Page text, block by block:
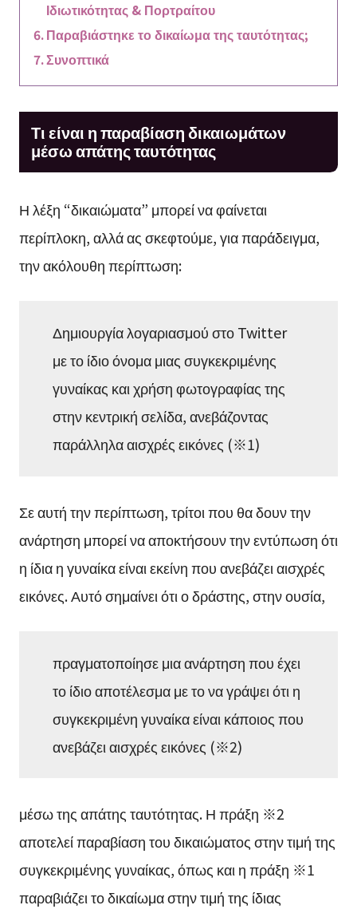
Ιδιωτικότητας & Πορτραίτου
Παραβιάστηκε το δικαίωμα της ταυτότητας;
Συνοπτικά
Τι είναι η παραβίαση δικαιωμάτων
μέσω απάτης ταυτότητας
Η λέξη “δικαιώματα” μπορεί να φαίνεται
περίπλοκη, αλλά ας σκεφτούμε, για παράδειγμα,
την ακόλουθη περίπτωση:
Δημιουργία λογαριασμού στο Twitter
με το ίδιο όνομα μιας συγκεκριμένης
γυναίκας και χρήση φωτογραφίας της
στην κεντρική σελίδα, ανεβάζοντας
παράλληλα αισχρές εικόνες (※1)
Σε αυτή την περίπτωση, τρίτοι που θα δουν την
ανάρτηση μπορεί να αποκτήσουν την εντύπωση ότι
η ίδια η γυναίκα είναι εκείνη που ανεβάζει αισχρές
εικόνες. Αυτό σημαίνει ότι ο δράστης, στην ουσία,
πραγματοποίησε μια ανάρτηση που έχει
το ίδιο αποτέλεσμα με το να γράψει ότι η
συγκεκριμένη γυναίκα είναι κάποιος που
ανεβάζει αισχρές εικόνες (※2)
μέσω της απάτης ταυτότητας. Η πράξη ※2
αποτελεί παραβίαση του δικαιώματος στην τιμή της
συγκεκριμένης γυναίκας, όπως και η πράξη ※1
παραβιάζει το δικαίωμα στην τιμή της ίδιας